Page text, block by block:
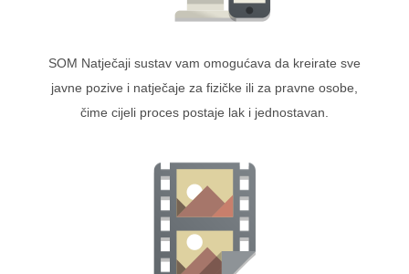
SOM Natječaji sustav vam omogućava da kreirate sve
javne pozive i natječaje za fizičke ili za pravne osobe,
čime cijeli proces postaje lak i jednostavan.